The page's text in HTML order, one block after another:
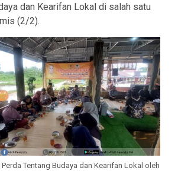
dan Kearifan Lokal di salah satu
(2/2).
Tentang Budaya dan Kearifan Lokal oleh